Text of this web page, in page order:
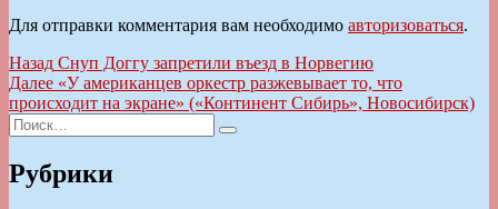
Для отправки комментария вам необходимо авторизоваться.
Навигация
по
записям
Назад Предыдущая
запись:
Снуп Доггу запретили въезд в Норвегию
Далее Следующая
запись:
«У американцев оркестр разжевывает то, что
происходит на экране» («Континент Сибирь», Новосибирск)
Искать:
Поиск
Рубрики